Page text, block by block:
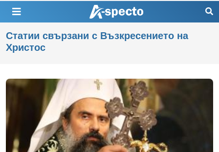
Статии свързани с Възкресението на
Христос